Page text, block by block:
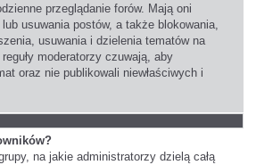
przeglądanie forów. Mają oni
usuwania postów, a także blokowania,
usuwania i dzielenia tematów na
moderatorzy czuwają, aby
oraz nie publikowali niewłaściwych i
na jakie administratorzy dzielą całą